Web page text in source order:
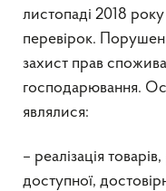
листопаді 2018
перевірок.
захист прав
господарювання.
являлися:
– реалізація
доступної,